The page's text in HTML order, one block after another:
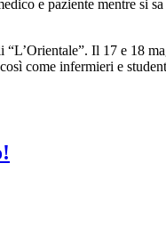
e paziente mentre si
Il 17 e 18
come infermieri e